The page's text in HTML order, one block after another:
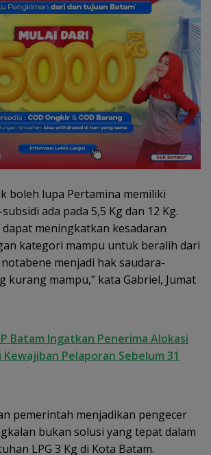
boleh lupa Pertamina memiliki
ada pada 5,5 Kg dan 12 Kg.
meningkatkan kesadaran
kategori mampu untuk beralih dari
menjadi hak saudara-
kurang mampu,” kata Gabriel, Jumat
Batam Ingatkan Penerima Alokasi
Pelaporan Sebelum 31
pemerintah menjadikan pengecer
bukan solusi yang tepat dalam
LPG 3 Kg di Kota Batam.